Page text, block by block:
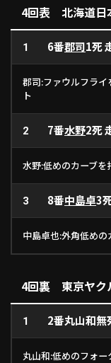
4回表 北海道日
1 6番郡司1死
郡司:ファウルフラ
ト
2 7番水野2死
水野:低めのカーブ
3 8番中島卓3
中島卓也:外角低め
4回裏 東京ヤク
1 2番丸山和無
丸山和:低めのフォ